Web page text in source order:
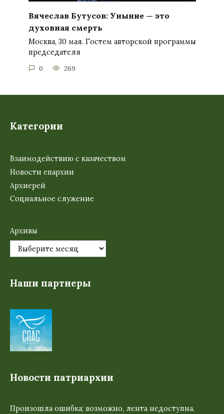
Вячеслав Бутусов: Уныние — это
духовная смерть
Москва, 30 мая. Гостем авторской программы
председателя
0 269
Категории
Взаимодействию с казачеством
Новости епархии
Архиерей
Социальное служение
Архивы
Наши партнеры
Новости патриархии
Произошла ошибка; возможно, лента недоступна.